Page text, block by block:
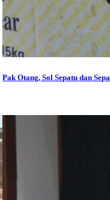
Pak Otang, Sol Sepatu dan